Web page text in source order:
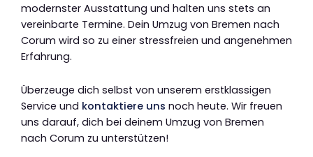
modernster Ausstattung und halten uns stets an
vereinbarte Termine. Dein Umzug von Bremen nach
Corum wird so zu einer stressfreien und angenehmen
Erfahrung.
Überzeuge dich selbst von unserem erstklassigen
Service und kontaktiere uns noch heute. Wir freuen
uns darauf, dich bei deinem Umzug von Bremen
nach Corum zu unterstützen!